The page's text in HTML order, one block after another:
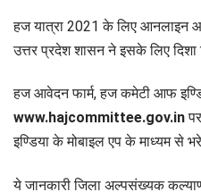
हज यात्रा 2021 के लिए आनलाइन
उत्तर प्रदेश शासन ने इसके लिए दिशा
हज आवेदन फार्म, हज कमेटी आफ
www.hajcommittee.gov.in
इण्डिया के मोबाइल एप के माध्यम से
ये जानकारी जिला अल्पसंख्यक